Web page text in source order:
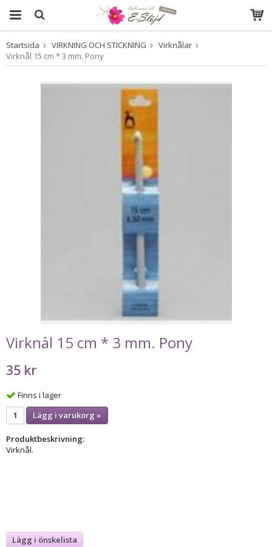
Produkten har blivit tillagd i varukorgen
Startsida VIRKNING OCH STICKNING
Virknålar
Virknål 15 cm * 3 mm. Pony
Virknål 15 cm * 3 mm. Pony
35 kr
Finns i lager
Lägg i varukorg »
Produktbeskrivning:
Virknål.
Lägg i önskelista